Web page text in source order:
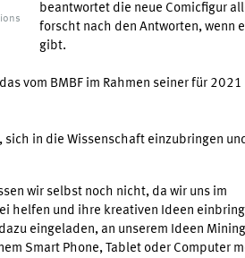
beantwortet die neue Comicfigur
forscht nach den Antworten, wenn
gibt.
vom BMBF im Rahmen seiner für
in die Wissenschaft einzubringen
wir selbst noch nicht, da wir uns im
helfen und ihre kreativen Ideen
eingeladen, an unserem Ideen
Smart Phone, Tablet oder Computer